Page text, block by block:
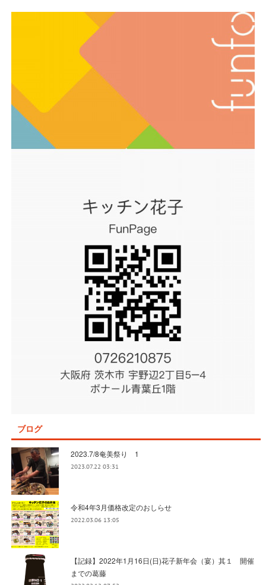
ブログ
2023.7/8奄美祭り 1
2023.07.22 03:31
令和4年3月価格改定のおしらせ
2022.03.06 13:05
【記録】2022年1月16日(日)花子新年会（宴）其１ 開催
までの葛藤